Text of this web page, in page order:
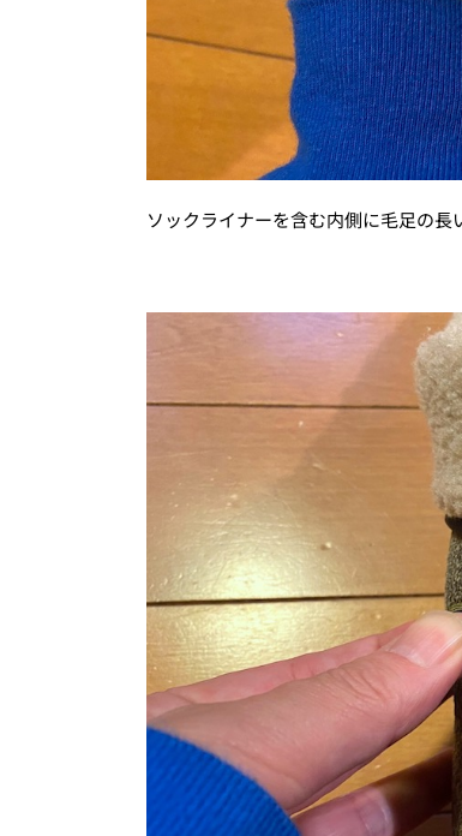
ソックライナーを含む内側に毛足の長